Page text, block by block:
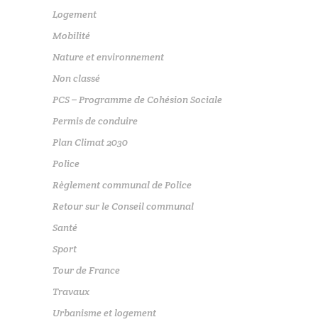
Logement
Mobilité
Nature et environnement
Non classé
PCS – Programme de Cohésion Sociale
Permis de conduire
Plan Climat 2030
Police
Règlement communal de Police
Retour sur le Conseil communal
Santé
Sport
Tour de France
Travaux
Urbanisme et logement